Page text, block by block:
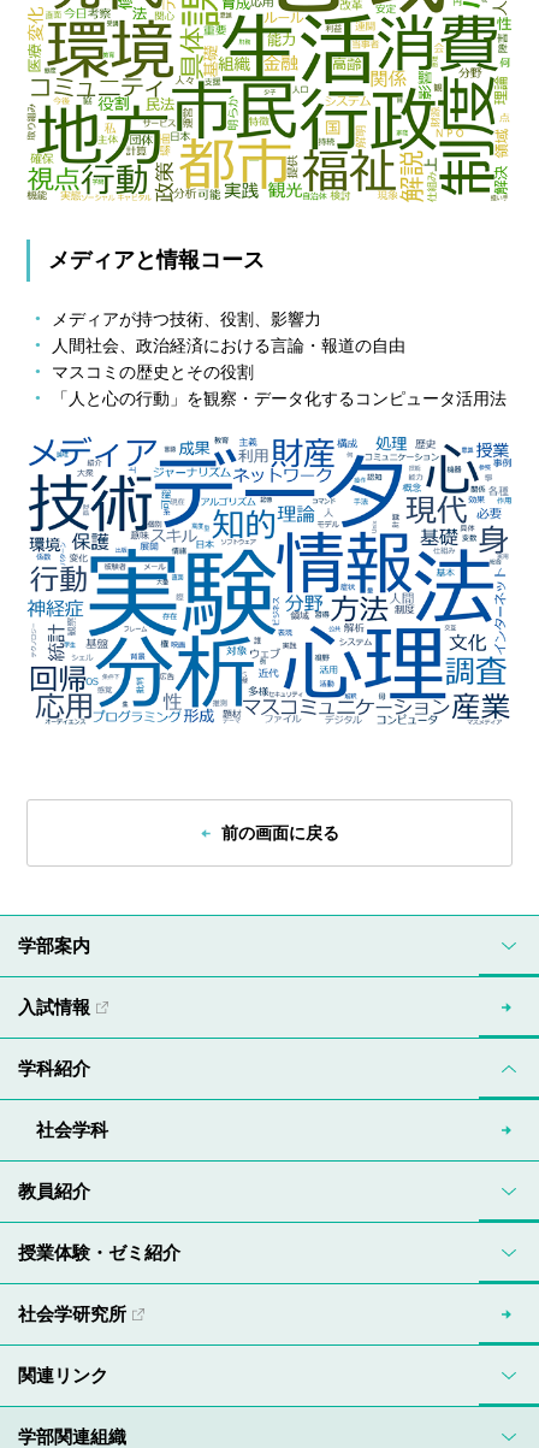
メディアと情報コース
メディアが持つ技術、役割、影響力
人間社会、政治経済における言論・報道の自由
マスコミの歴史とその役割
「人と心の行動」を観察・データ化するコンピュータ活用法
前の画面に戻る
学部関連組織
学部案内
入試情報
学科紹介
社会学科
教員紹介
授業体験・ゼミ紹介
社会学研究所
関連リンク